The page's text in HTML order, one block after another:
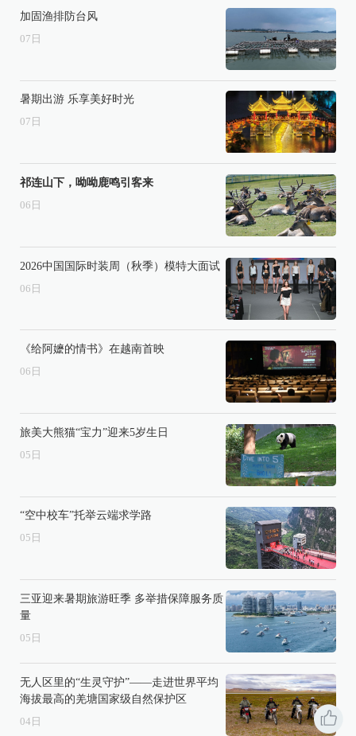
加固渔排防台风
07 日
暑期出游 乐享美好时光
07 日
祁连山下，呦呦鹿鸣引客来
06 日
2026中国国际时装周（秋季）模特大面试
06 日
《给阿嬷的情书》在越南首映
06 日
旅美大熊猫“宝力”迎来5岁生日
05 日
“空中校车”托举云端求学路
05 日
三亚迎来暑期旅游旺季 多举措保障服务质
量
05 日
无人区里的“生灵守护”——走进世界平均
海拔最高的羌塘国家级自然保护区
04 日